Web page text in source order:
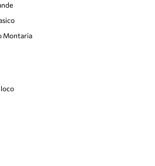
Montaria